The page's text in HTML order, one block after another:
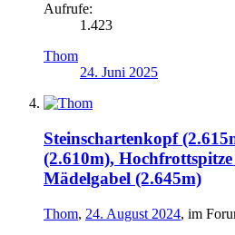
Aufrufe:
1.423
Thom
24. Juni 2025
Steinschartenkopf
(2.610m),
Mädelgabel (2.645m)
Thom, 24. August 2024, im